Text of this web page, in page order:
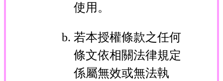
使用。
若本授權條款之任何
條文依相關法律規定
係屬無效或無法執